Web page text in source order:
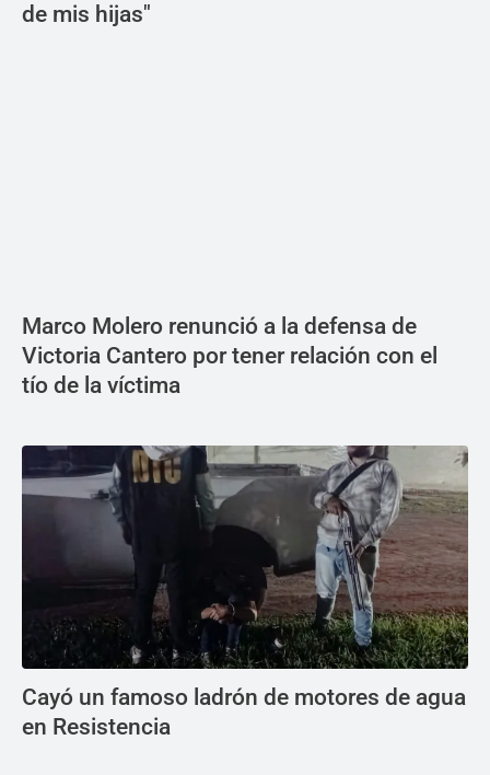
de mis hijas"
Marco Molero renunció a la defensa de
Victoria Cantero por tener relación con el
tío de la víctima
Cayó un famoso ladrón de motores de agua
en Resistencia